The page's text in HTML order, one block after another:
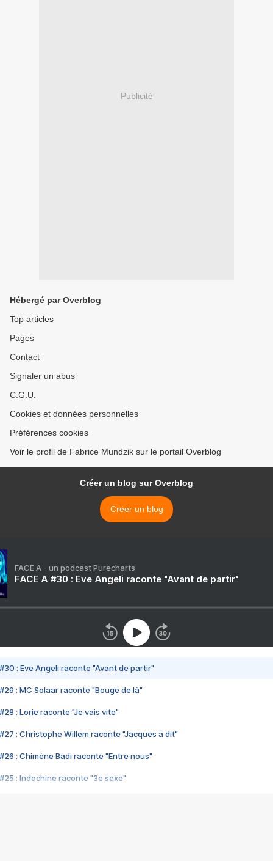
Publicité
Hébergé par Overblog
Top articles
Pages
Contact
Signaler un abus
C.G.U.
Cookies et données personnelles
Préférences cookies
Voir le profil de Fabrice Mundzik sur le portail Overblog
Créer un blog sur Overblog
Créer un blog
FACE A - un podcast Purecharts
FACE A #30 : Eve Angeli raconte "Avant de partir"
#30 : Eve Angeli raconte "Avant de partir"
#29 : MC Solaar raconte "Bouge de là"
#28 : Lorie raconte "Je vais vite"
#27 : Christophe Willem raconte "Jacques a dit"
#26 : Chimène Badi raconte "Entre nous"
#25 : Indochine raconte "3e sexe"